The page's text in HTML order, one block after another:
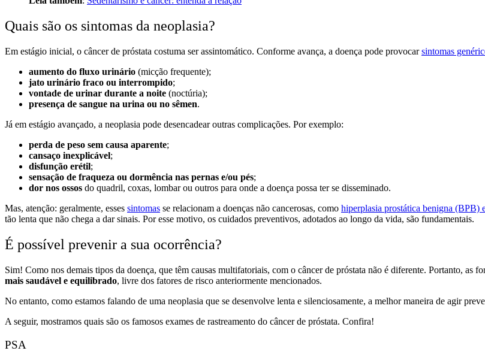
Quais são os sintomas da neoplasia?
Em estágio inicial, o câncer de próstata costuma ser assintomático. Conforme avança, a doença pode provocarsintomas
aumento do fluxo urinário (micção frequente);
jato urinário fraco ou interrompido;
vontade de urinar durante a noite (noctúria);
presença de sangue na urina ou no sêmen.
Já em estágio avançado, a neoplasia pode desencadear outras complicações. Por exemplo:
perda de peso sem causa aparente;
cansaço inexplicável;
disfunção erétil;
sensação de fraqueza ou dormência nas pernas e/ou pés;
dor nos ossos do quadril, coxas, lombar ou outros para onde a doença possa ter se disseminado.
Mas, atenção: geralmente, esses sintomas se relacionam a doenças não cancerosas, como hiperplasia prostática benigna (BPB)
tão lenta que não chega a dar sinais. Por esse motivo, os cuidados preventivos, adotados ao longo da vida, são fundamentais.
É possível prevenir a sua ocorrência?
Sim! Como nos demais tipos da doença, que têm causas multifatoriais, com o câncer de próstata não é diferente. Portanto, as
mais saudável e equilibrado, livre dos fatores de risco anteriormente mencionados.
No entanto, como estamos falando de uma neoplasia que se desenvolve lenta e silenciosamente, a melhor maneira de agir
A seguir, mostramos quais são os famosos exames de rastreamento do câncer de próstata. Confira!
PSA